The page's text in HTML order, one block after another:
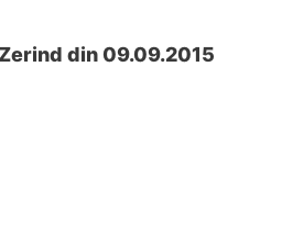
din 09.09.2015